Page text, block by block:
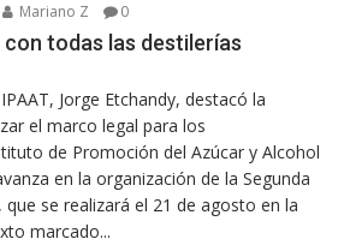
Mariano Z 0
todas las destilerías
Jorge Etchandy, destacó la
el marco legal para los
de Promoción del Azúcar y Alcohol
en la organización de la Segunda
se realizará el 21 de agosto en la
marcado...